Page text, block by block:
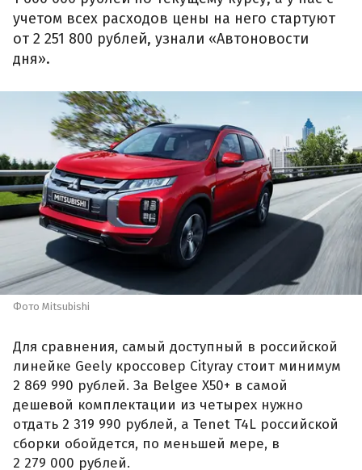
учетом всех расходов цены на него стартуют
от 2 251 800 рублей, узнали «Автоновости
дня».
Фото Mitsubishi
Для сравнения, самый доступный в российской
линейке Geely кроссовер Cityray стоит минимум
2 869 990 рублей. За Belgee X50+ в самой
дешевой комплектации из четырех нужно
отдать 2 319 990 рублей, а Tenet T4L российской
сборки обойдется, по меньшей мере, в
2 279 000 рублей.